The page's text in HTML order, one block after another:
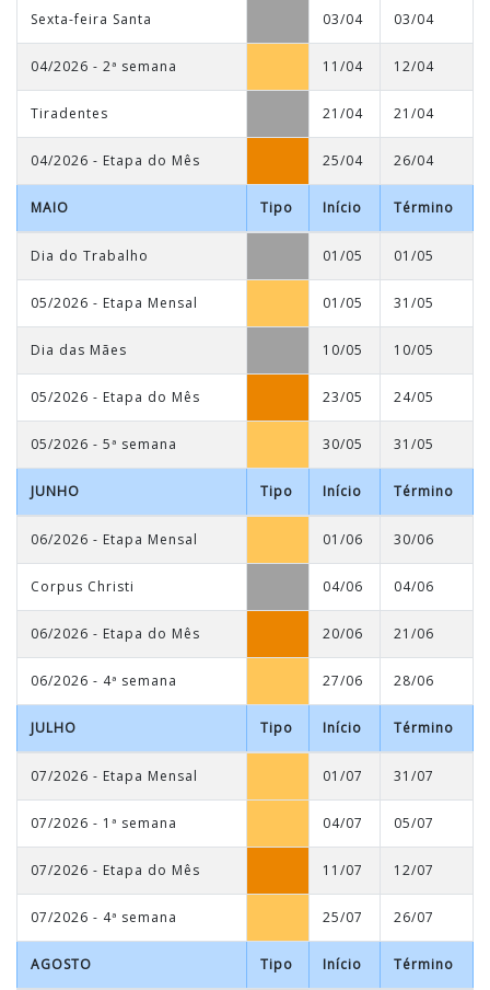
Sexta-feira Santa 03/04 03/04
04/2026 - 2ª semana 11/04 12/04
Tiradentes 21/04 21/04
04/2026 - Etapa do Mês 25/04 26/04
MAIO Tipo Início Término
Dia do Trabalho 01/05 01/05
05/2026 - Etapa Mensal 01/05 31/05
Dia das Mães 10/05 10/05
05/2026 - Etapa do Mês 23/05 24/05
05/2026 - 5ª semana 30/05 31/05
JUNHO Tipo Início Término
06/2026 - Etapa Mensal 01/06 30/06
Corpus Christi 04/06 04/06
06/2026 - Etapa do Mês 20/06 21/06
06/2026 - 4ª semana 27/06 28/06
JULHO Tipo Início Término
07/2026 - Etapa Mensal 01/07 31/07
07/2026 - 1ª semana 04/07 05/07
07/2026 - Etapa do Mês 11/07 12/07
07/2026 - 4ª semana 25/07 26/07
AGOSTO Tipo Início Término